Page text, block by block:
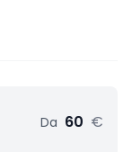
Da 60 €